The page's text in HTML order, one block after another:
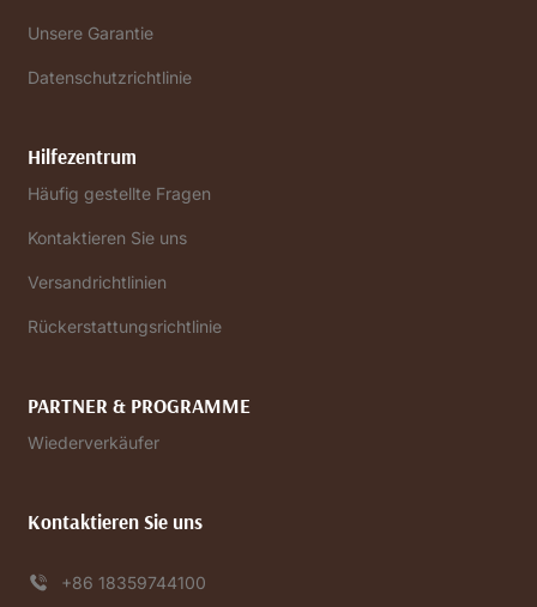
Unsere Garantie
Datenschutzrichtlinie
Hilfezentrum
Häufig gestellte Fragen
Kontaktieren Sie uns
Versandrichtlinien
Rückerstattungsrichtlinie
PARTNER & PROGRAMME
Wiederverkäufer
Kontaktieren Sie uns
+86 18359744100